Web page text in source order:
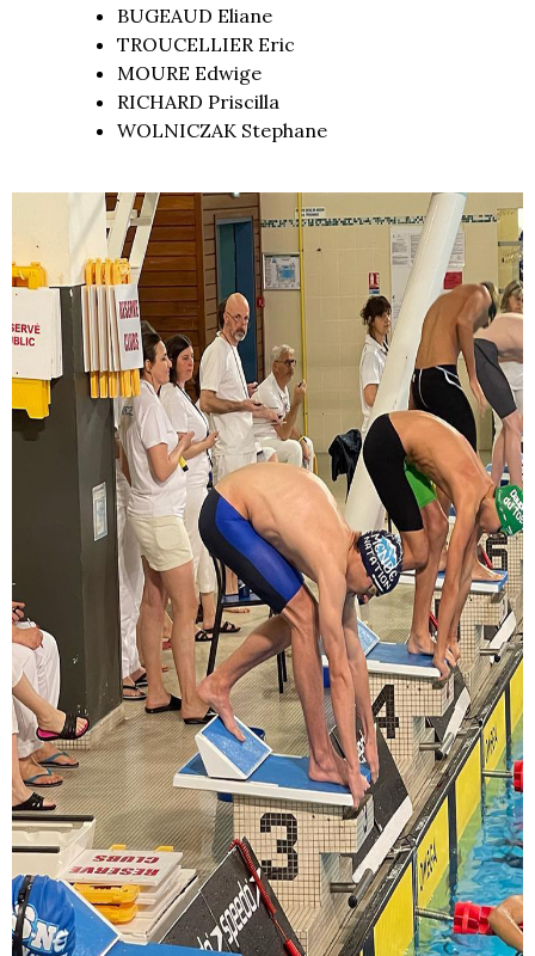
BUGEAUD Eliane
TROUCELLIER Eric
MOURE Edwige
RICHARD Priscilla
WOLNICZAK Stephane